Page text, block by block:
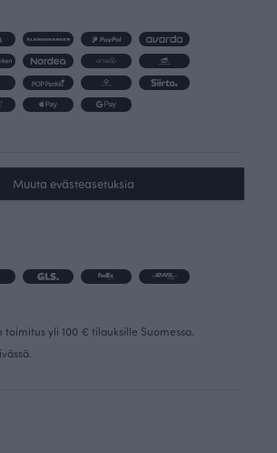
Muuta evästeasetuksia
yli 100 € tilauksille Suomessa.